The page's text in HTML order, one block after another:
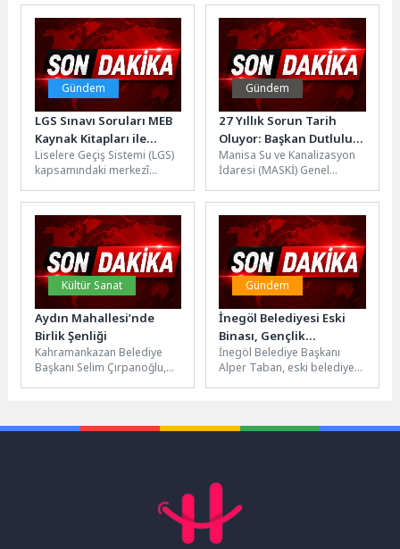
stratejik iş birliğini bir...
Bursa Otomobil Spor...
Gündem
LGS Sınavı Soruları MEB
Kaynak Kitapları ile
Örtüşüyor!
Liselere Geçiş Sistemi (LGS)
kapsamındaki merkezî
hazırlanan raporda,
soruların tamamının,
Bakanlığın dağıttığı...
Gündem
27 Yıllık Sorun Tarih
Oluyor: Başkan Dutlulu
Akhisar’daki Altyapı
Yatırımını İnceledi
Manisa Su ve Kanalizasyon
İdaresi (MASKİ) Genel
Akhisar’ın Efendi, Atatürk ve
Hürriyet mahallelerinde...
Kültür Sanat
Aydın Mahallesi’nde
Birlik Şenliği
Kahramankazan Belediye
Başkanı Selim Çırpanoğlu,
katılarak mahalle...
Gündem
İnegöl Belediyesi Eski
Binası, Gençlik
Merkezi’ne Dönüşüyor
İnegöl Belediye Başkanı
Alper Taban, eski belediye